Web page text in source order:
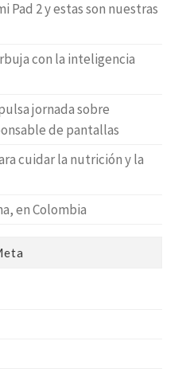
Pad 2 y estas son nuestras
con la inteligencia
jornada sobre
de pantallas
cuidar la nutrición y la
en Colombia